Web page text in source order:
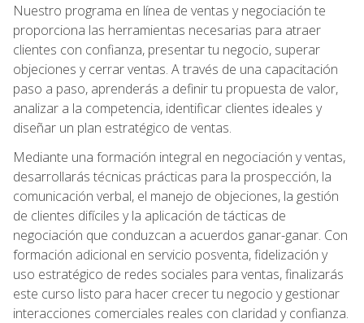
Nuestro programa en línea de ventas y negociación te
proporciona las herramientas necesarias para atraer
clientes con confianza, presentar tu negocio, superar
objeciones y cerrar ventas. A través de una capacitación
paso a paso, aprenderás a definir tu propuesta de valor,
analizar a la competencia, identificar clientes ideales y
diseñar un plan estratégico de ventas.
Mediante una formación integral en negociación y ventas,
desarrollarás técnicas prácticas para la prospección, la
comunicación verbal, el manejo de objeciones, la gestión
de clientes difíciles y la aplicación de tácticas de
negociación que conduzcan a acuerdos ganar-ganar. Con
formación adicional en servicio posventa, fidelización y
uso estratégico de redes sociales para ventas, finalizarás
este curso listo para hacer crecer tu negocio y gestionar
interacciones comerciales reales con claridad y confianza.